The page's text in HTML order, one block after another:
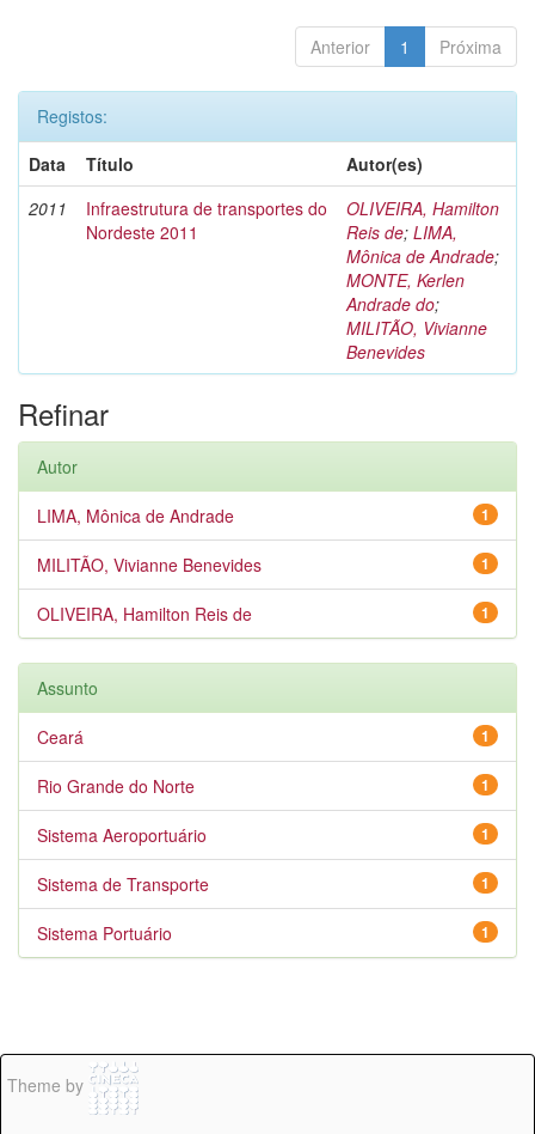
Anterior 1 Próxima
Registos:
Data
Título
Autor(es)
2011
Infraestrutura de transportes do
Nordeste 2011
OLIVEIRA, Hamilton
Reis de; LIMA,
Mônica de Andrade;
MONTE, Kerlen
Andrade do;
MILITÃO, Vivianne
Benevides
Refinar
Autor
1
LIMA, Mônica de Andrade
1
MILITÃO, Vivianne Benevides
1
OLIVEIRA, Hamilton Reis de
Assunto
1
Ceará
1
Rio Grande do Norte
1
Sistema Aeroportuário
1
Sistema de Transporte
1
Sistema Portuário
Theme by